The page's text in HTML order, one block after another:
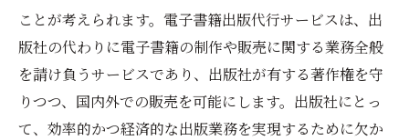
ことが考えられます。電子書籍出版代行サービスは、出
版社の代わりに電子書籍の制作や販売に関する業務全般
を請け負うサービスであり、出版社が有する著作権を守
りつつ、国内外での販売を可能にします。出版社にとっ
て、効率的かつ経済的な出版業務を実現するために欠か